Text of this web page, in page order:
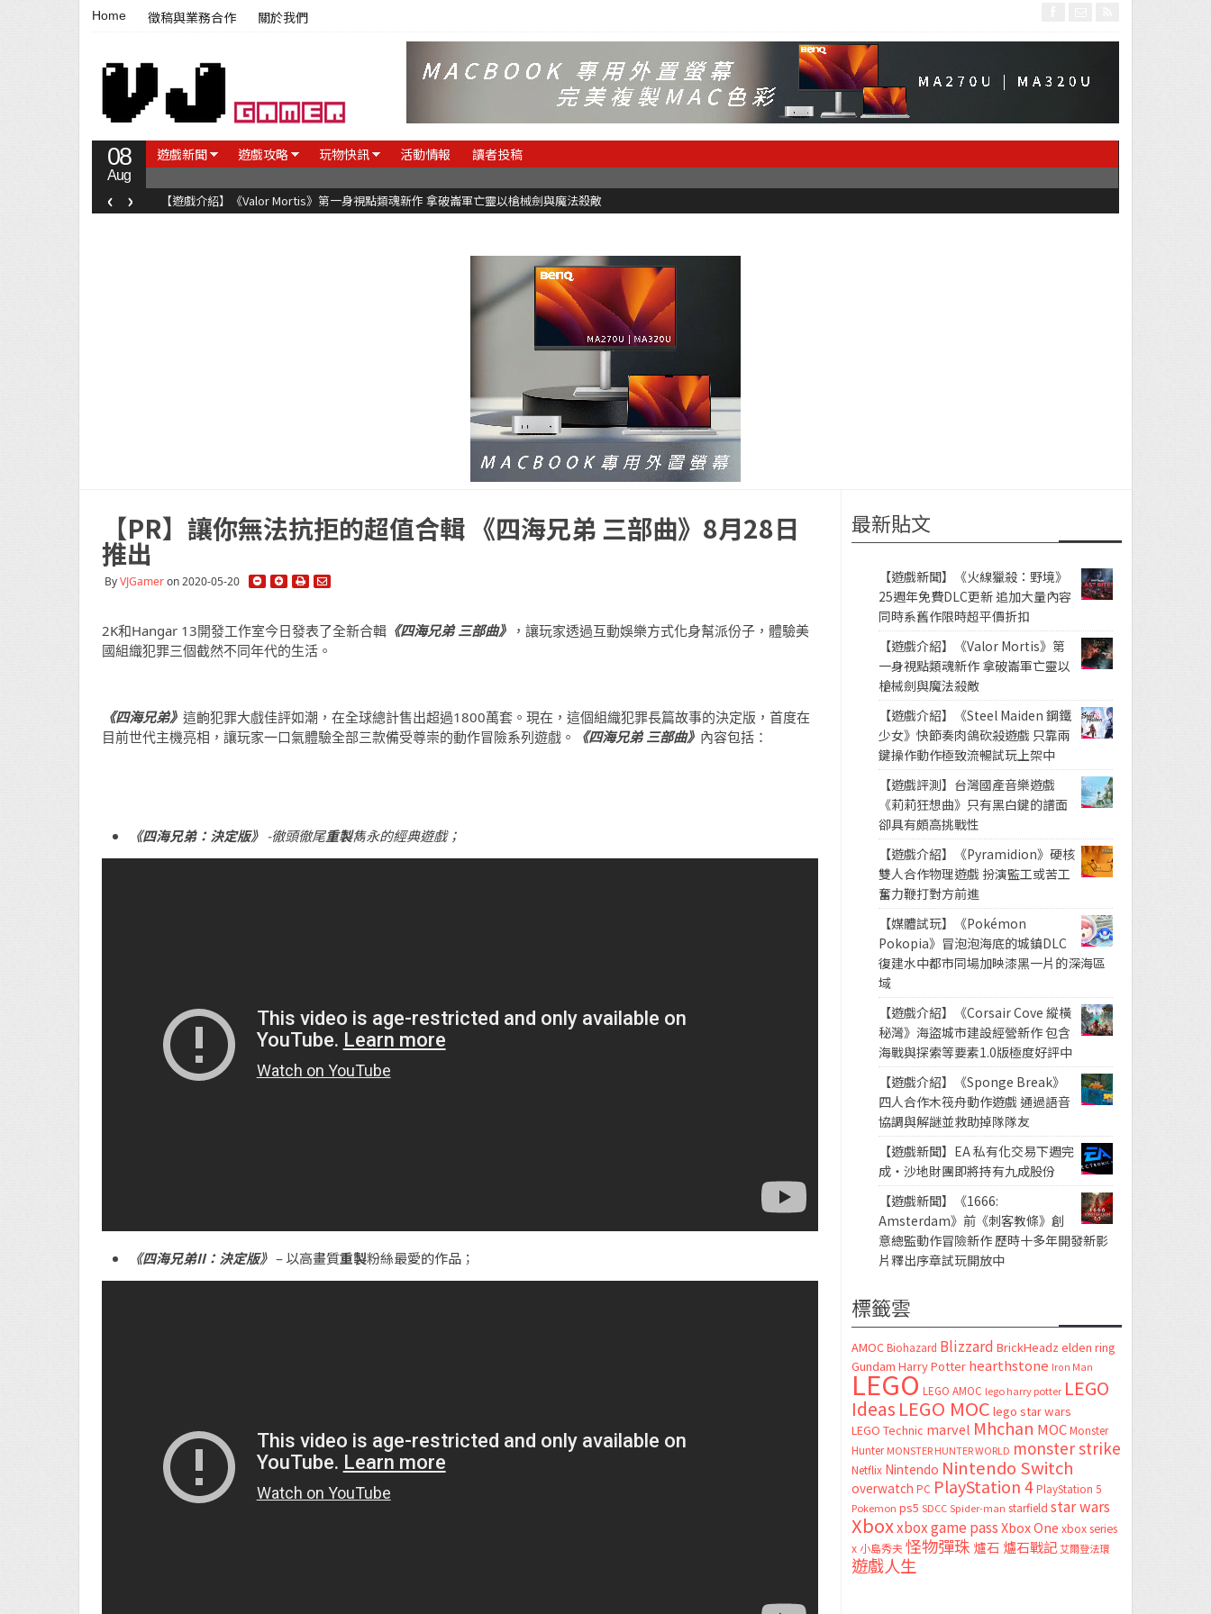
Home 徵稿與業務合作 關於我們
08
Aug
遊戲新聞 遊戲攻略 玩物快訊 活動情報 讀者投稿
【遊戲介紹】《Valor Mortis》第一身視點類魂新作 拿破崙軍亡靈以槍械劍與魔法殺敵
‹ ›
【PR】讓你無法抗拒的超值合輯 《四海兄弟 三部曲》8月28日
推出
ByVJGameron 2020-05-20
2K和Hangar 13開發工作室今日發表了全新合輯 《四海兄弟 三部曲》 ，讓玩家透過互動娛樂方式化身幫派份子，體驗美
國組織犯罪三個截然不同年代的生活。
《四海兄弟》 這齣犯罪大戲佳評如潮，在全球總計售出超過1800萬套。現在，這個組織犯罪長篇故事的決定版，首度在
目前世代主機亮相，讓玩家一口氣體驗全部三款備受尊崇的動作冒險系列遊戲。
《四海兄弟 三部曲》 內容包括：
《四海兄弟：決定版》 -徹頭徹尾重製雋永的經典遊戲；
《四海兄弟II：決定版》 – 以高畫質重製粉絲最愛的作品；
最新貼文
【遊戲新聞】《火線獵殺：野境》
25週年免費DLC更新 追加大量內容
同時系舊作限時超平價折扣
【遊戲介紹】《Valor Mortis》第
一身視點類魂新作 拿破崙軍亡靈以
槍械劍與魔法殺敵
【遊戲介紹】《Steel Maiden 鋼鐵
少女》快節奏肉鴿砍殺遊戲 只靠兩
鍵操作動作極致流暢試玩上架中
【遊戲評測】台灣國產音樂遊戲
《莉莉狂想曲》只有黑白鍵的譜面
卻具有頗高挑戰性
【遊戲介紹】《Pyramidion》硬核
雙人合作物理遊戲 扮演監工或苦工
奮力鞭打對方前進
【媒體試玩】《Pokémon
Pokopia》冒泡泡海底的城鎮DLC
復建水中都市同場加映漆黑一片的深海區
域
【遊戲介紹】《Corsair Cove 縱橫
秘灣》海盜城市建設經營新作 包含
海戰與探索等要素1.0版極度好評中
【遊戲介紹】《Sponge Break》
四人合作木筏舟動作遊戲 通過語音
協調與解謎並救助掉隊隊友
【遊戲新聞】EA 私有化交易下週完
成・沙地財團即將持有九成股份
【遊戲新聞】《1666:
Amsterdam》前《刺客教條》創
意總監動作冒險新作 歷時十多年開發新影
片釋出序章試玩開放中
標籤雲
AMOC Biohazard Blizzard BrickHeadz elden ring
Gundam Harry Potter hearthstone Iron Man
LEGO LEGO AMOC lego harry potter LEGO
Ideas LEGO MOC lego star wars
LEGO Technic marvel Mhchan MOC Monster
Hunter MONSTER HUNTER WORLD monster strike
Netflix Nintendo Nintendo Switch
overwatch PC PlayStation 4 PlayStation 5
Pokemon ps5 SDCC Spider-man starfield star wars
Xboxxbox game passXbox One xbox series
x 小島秀夫怪物彈珠 爐石 爐石戰記艾爾登法環
遊戲人生